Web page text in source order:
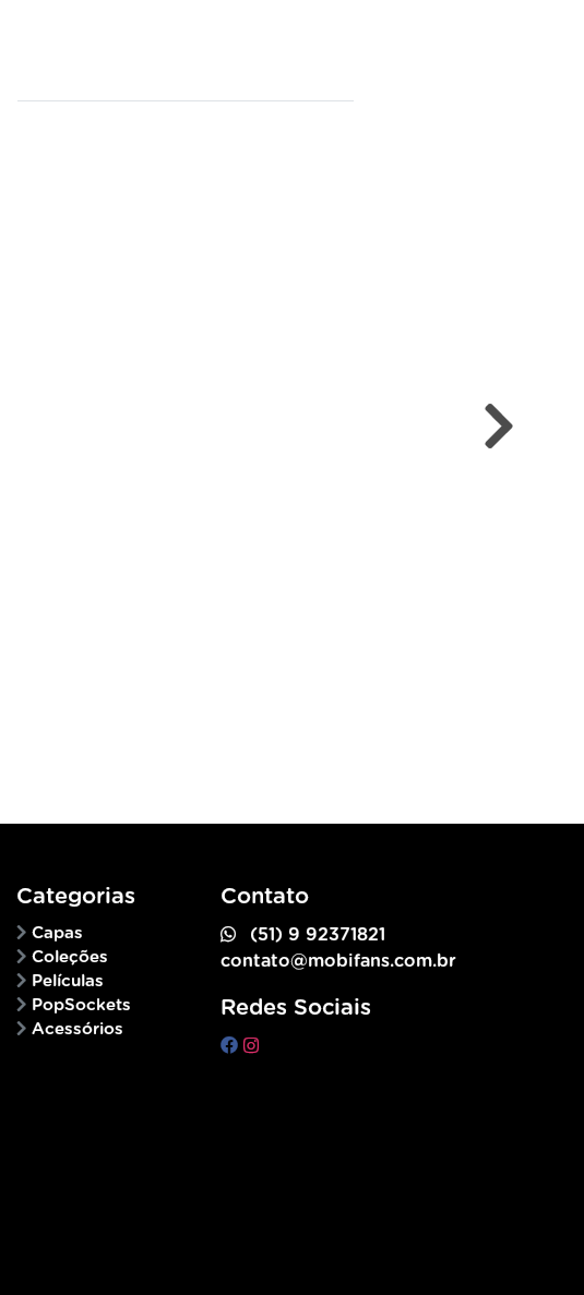
Contato
(51) 9 92371821
contato@mobifans.com.br
Redes Sociais
Categorias
Capas
Coleções
Películas
PopSockets
Acessórios